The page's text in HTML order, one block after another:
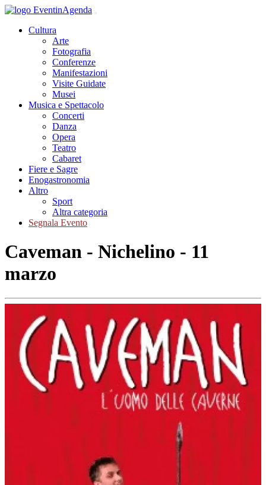
Cultura
Arte
Fotografia
Conferenze
Manifestazioni
Visite Guidate
Musei
Musica e Spettacolo
Concerti
Danza
Opera
Teatro
Cabaret
Fiere e Sagre
Enogastronomia
Altro
Sport
Altra categoria
Segnala Evento
Caveman - Nichelino - 11
marzo